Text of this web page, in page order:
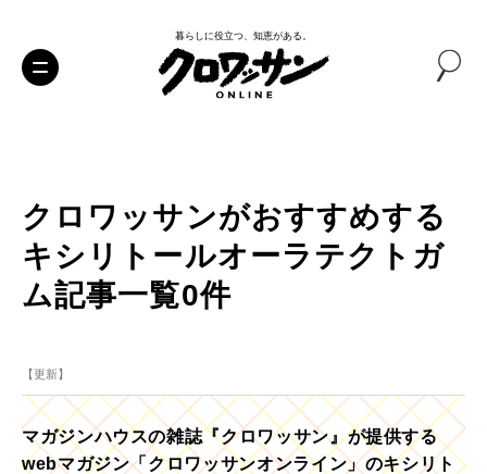
暮らしに役立つ、知恵がある。
クロワッサンがおすすめする
キシリトールオーラテクトガ
ム記事一覧0件
【更新】
マガジンハウスの雑誌『クロワッサン』が提供する
webマガジン「クロワッサンオンライン」のキシリト